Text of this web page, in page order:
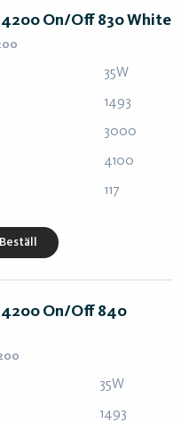
4200 On/Off 830 White
35W
1493
3000
4100
117
Beställ
4200 On/Off 840
35W
1493